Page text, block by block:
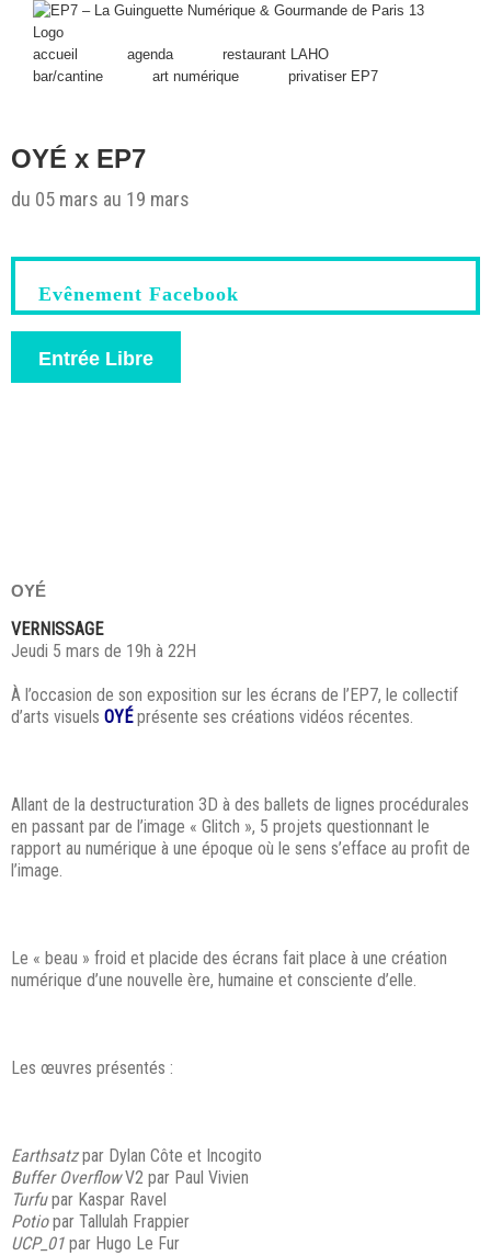
contentaccueil agenda
restaurant LAHO
bar/cantine
art numérique privatiser EP7
OYÉ x EP7
du 05 mars au 19 mars
Evênement Facebook
Entrée Libre
OYÉ
VERNISSAGE
Jeudi 5 mars de 19h à 22H
À l’occasion de son exposition sur les écrans de l’EP7, le collectif
d’arts visuels OYÉprésente ses créations vidéos récentes.
Allant de la destructuration 3D à des ballets de lignes procédurales
en passant par de l’image « Glitch », 5 projets questionnant le
rapport au numérique à une époque où le sens s’efface au profit de
l’image.
Le « beau » froid et placide des écrans fait place à une création
numérique d’une nouvelle ère, humaine et consciente d’elle.
Les œuvres présentés :
Earthsatzpar Dylan Côte et Incogito
Buffer OverflowV2 par Paul Vivien
Turfupar Kaspar Ravel
Potiopar Tallulah Frappier
UCP_01 par Hugo Le Fur